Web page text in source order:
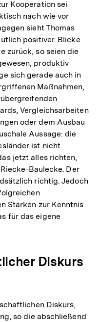
Kooperation sei
nach wie vor
sieht Thomas
positiver. Blicke
zurück, so seien die
produktiv
sich gerade auch in
Maßnahmen,
Vergleichsarbeiten
oder dem Ausbau
Aussage: die
ist nicht
jetzt alles richten,
Baulecke. Der
richtig. Jedoch
Stärken zur Kenntnis
für das eigene
Diskurs
Diskurs,
so die abschließend